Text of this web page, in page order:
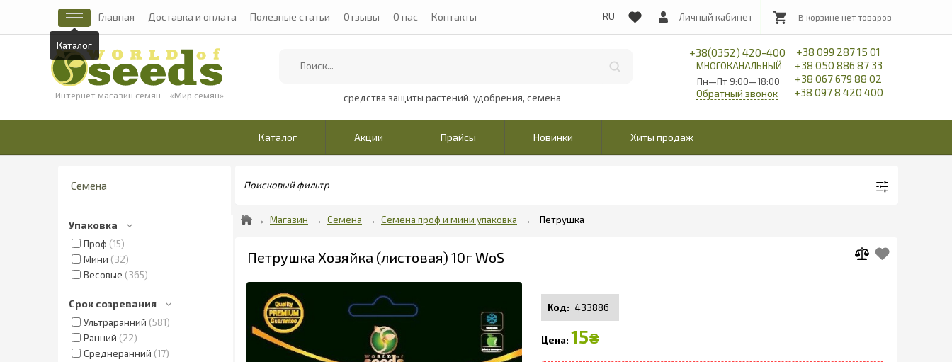
Каталог
Главная Доставка и оплата Полезные статьи Отзывы О нас Контакты Личный кабинет
Интернет магазин семян - «Мир семян» средства защиты растений, удобрения, семена
+38(0352) 420-400
МНОГОКАНАЛЬНЫЙ
Пн—Пт 9:00—18:00
+38 099 287 15 01
+38 050 886 87 33
+38 067 679 88 02
+38 097 8 420 400
Обратный звонок
Каталог Акции Прайсы Новинки Хиты продаж
Семена
Упаковка
Проф 15
Мини
32
Весовые
365
Срок созревания
Ультраранний
581
Ранний
22
Среднеранний 17
Поисковый фильтр
Магазин Семена Семена проф и мини упаковка Петрушка
Петрушка Хозяйка (листовая) 10г WoS
433886
15₴